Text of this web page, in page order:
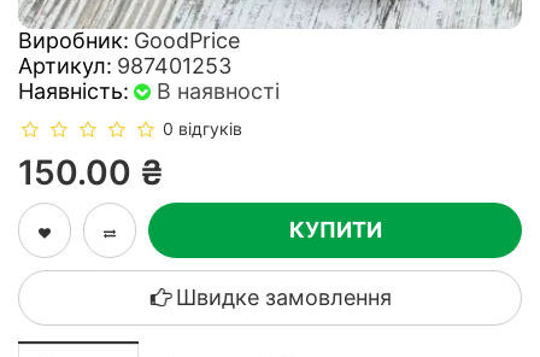
Виробник: GoodPrice
Артикул: 987401253
Наявність:
В наявності
0 відгуків
150.00 ₴
КУПИТИ
Швидке замовлення